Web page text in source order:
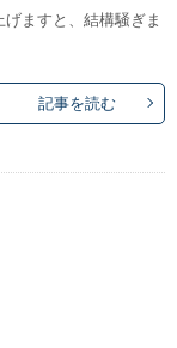
ますと、結構騒ぎま
記事を読む